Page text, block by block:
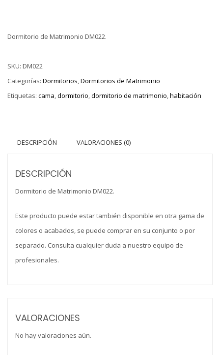
Dormitorio de Matrimonio DM022.
SKU: DM022
Categorías: Dormitorios,Dormitorios de Matrimonio
Etiquetas: cama,dormitorio,dormitorio de matrimonio,habitación
DESCRIPCIÓN VALORACIONES (0)
DESCRIPCIÓN
Dormitorio de Matrimonio DM022.
Este producto puede estar también disponible en otra gama de
colores o acabados, se puede comprar en su conjunto o por
separado. Consulta cualquier duda a nuestro equipo de
profesionales.
VALORACIONES
No hay valoraciones aún.